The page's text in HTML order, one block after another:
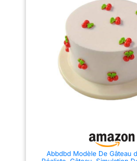
offrant des aliments de jeu
réalistes sans risque - parfaits
pour la simulation alimentaire et
les jouets dans les jardins
le modèle de simulation de
cuisine permet aux enfants de
créer des jouets amusants en
forme d'œufs plat et des
configurations d'œufs simulés,
stimulant l'imagination et la du
jeu de rôle en cuisine avec des
accessoires de simulation
plat de rester brillant, durable et
l'utilisation de jouets d'œufs et
les
Abbdbd Modèle De Gâteau